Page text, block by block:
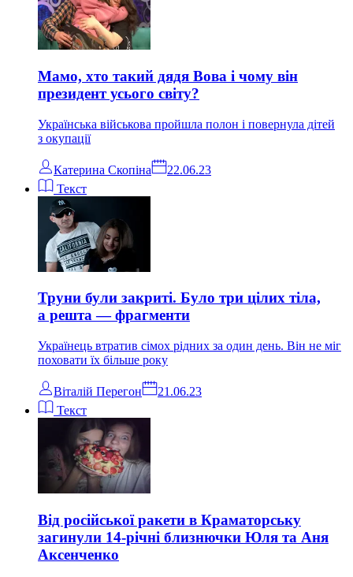
Мамо, хто такий дядя Вова і чому він
президент усього світу?
Українська військова пройшла полон і повернула дітей
з окупації
Катерина Скопіна
22.06.23
Текст
Труни були закриті. Було три цілих тіла,
а решта — фрагменти
Українець втратив сімох рідних за один день. Він не міг
поховати їх більше року
Віталій Перегон
21.06.23
Текст
Від російської ракети в Краматорську
загинули 14-річні близнючки Юля та Аня
Аксенченко